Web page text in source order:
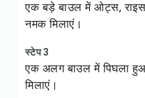
एक बड़े बाउल में ओट्स, राइस
नमक मिलाएं।
स्टेप 3
एक अलग बाउल में पिघला
मिलाएं।